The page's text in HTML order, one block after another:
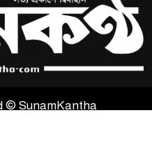
© SunamKantha